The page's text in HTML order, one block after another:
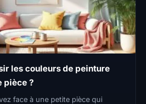
les couleurs de peinture
pièce ?
face à une petite pièce qui